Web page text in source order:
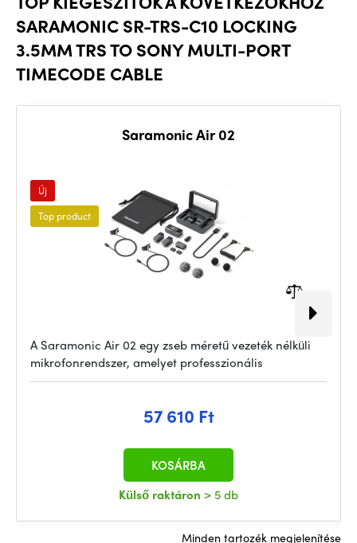
SARAMONIC SR-TRS-C10 LOCKING
3.5MM TRS TO SONY MULTI-PORT
TIMECODE CABLE
Saramonic Air 02
Új
Top product
A Saramonic Air 02 egy zseb méretű vezeték nélküli
mikrofonrendszer, amelyet professzionális
57 610 Ft
Külső raktáron > 5 db
KOSÁRBA
Minden tartozék megjelenítése